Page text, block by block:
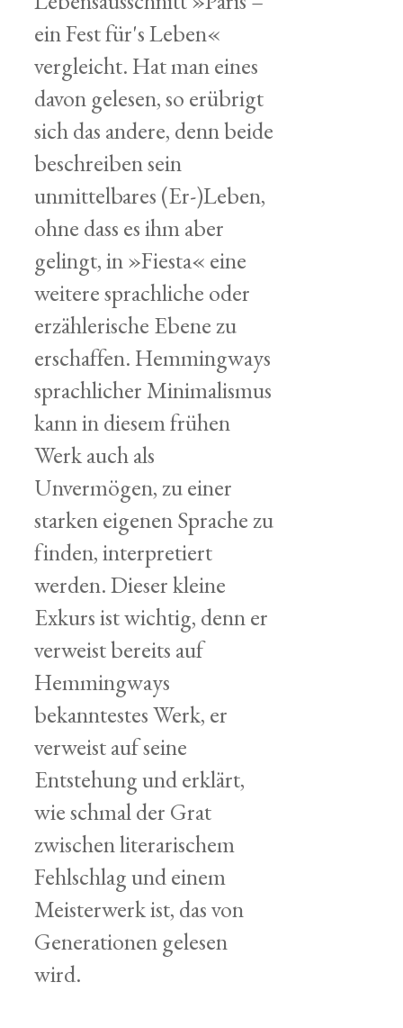
ein Fest für's Leben«
vergleicht. Hat man eines
davon gelesen, so erübrigt
sich das andere, denn beide
beschreiben sein
unmittelbares (Er-)Leben,
ohne dass es ihm aber
gelingt, in »Fiesta« eine
weitere sprachliche oder
erzählerische Ebene zu
erschaffen. Hemmingways
sprachlicher Minimalismus
kann in diesem frühen
Werk auch als
Unvermögen, zu einer
starken eigenen Sprache zu
finden, interpretiert
werden. Dieser kleine
Exkurs ist wichtig, denn er
verweist bereits auf
Hemmingways
bekanntestes Werk, er
verweist auf seine
Entstehung und erklärt,
wie schmal der Grat
zwischen literarischem
Fehlschlag und einem
Meisterwerk ist, das von
Generationen gelesen
wird.